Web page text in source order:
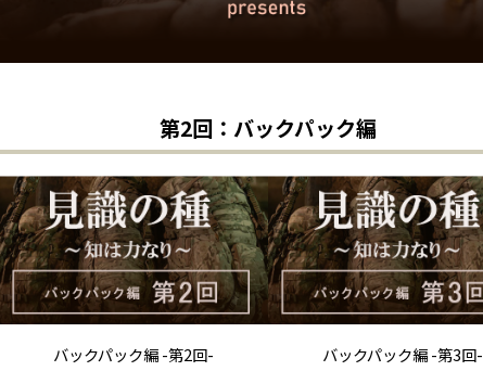
第2回：バックパック編
バックパック編 -第2回- バックパック編 -第3回-